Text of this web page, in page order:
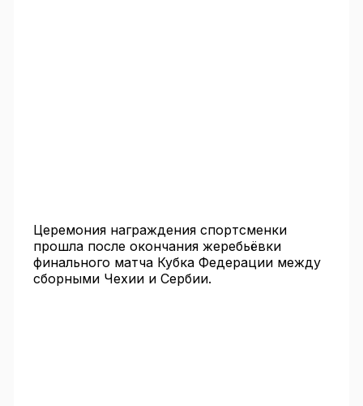
Церемония награждения спортсменки
прошла после окончания жеребьёвки
финального матча Кубка Федерации между
сборными Чехии и Сербии.